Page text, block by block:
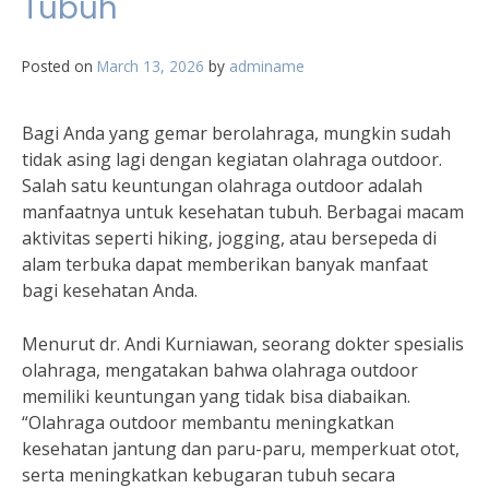
Posted on March 13, 2026 by adminame
Bagi Anda yang gemar berolahraga, mungkin sudah
tidak asing lagi dengan kegiatan olahraga outdoor.
Salah satu keuntungan olahraga outdoor adalah
manfaatnya untuk kesehatan tubuh. Berbagai macam
aktivitas seperti hiking, jogging, atau bersepeda di
alam terbuka dapat memberikan banyak manfaat
bagi kesehatan Anda.
Menurut dr. Andi Kurniawan, seorang dokter spesialis
olahraga, mengatakan bahwa olahraga outdoor
memiliki keuntungan yang tidak bisa diabaikan.
“Olahraga outdoor membantu meningkatkan
kesehatan jantung dan paru-paru, memperkuat otot,
serta meningkatkan kebugaran tubuh secara